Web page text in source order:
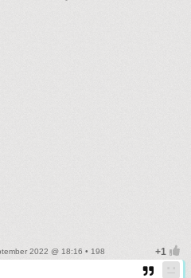
2022 @ 18:16 • 198